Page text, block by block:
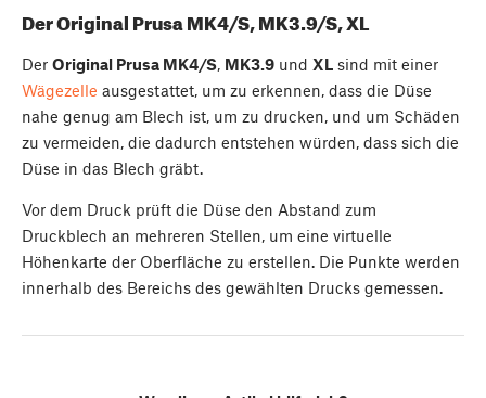
Der Original Prusa MK4/S, MK3.9/S, XL
Der Original Prusa MK4/S MK3.9 und XL sind mit einer
Wägezelle ausgestattet, um zu erkennen, dass die Düse
nahe genug am Blech ist, um zu drucken, und um Schäden
zu vermeiden, die dadurch entstehen würden, dass sich die
Düse in das Blech gräbt.
Vor dem Druck prüft die Düse den Abstand zum
Druckblech an mehreren Stellen, um eine virtuelle
Höhenkarte der Oberfläche zu erstellen. Die Punkte werden
innerhalb des Bereichs des gewählten Drucks gemessen.